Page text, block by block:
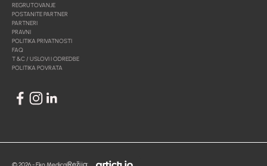
REGRUTOVANJE
POSTANITE PARTNER
PARTNERI
PRAVNI
POLITIKA PRIVATNOSTI
FAQ
T &C / USLOVI I ODREDBE
POLITIKA POVRATA
Režija: